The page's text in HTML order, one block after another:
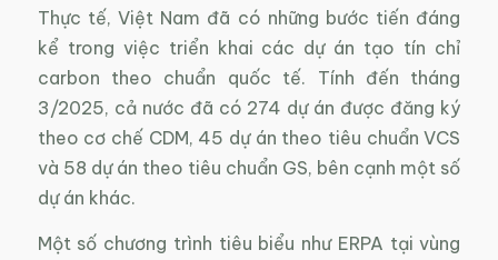
Thực tế, Việt Nam đã có những bước tiến đáng
kể trong việc triển khai các dự án tạo tín chỉ
carbon theo chuẩn quốc tế. Tính đến tháng
3/2025, cả nước đã có 274 dự án được đăng ký
theo cơ chế CDM, 45 dự án theo tiêu chuẩn VCS
và 58 dự án theo tiêu chuẩn GS, bên cạnh một số
dự án khác.
Một số chương trình tiêu biểu như ERPA tại vùng